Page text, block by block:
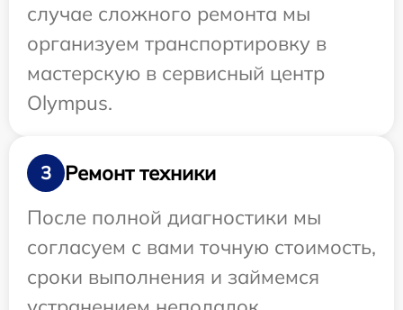
случае сложного ремонта мы
организуем транспортировку в
мастерскую в сервисный центр
Olympus.
3
Ремонт техники
После полной диагностики мы
согласуем с вами точную стоимость,
сроки выполнения и займемся